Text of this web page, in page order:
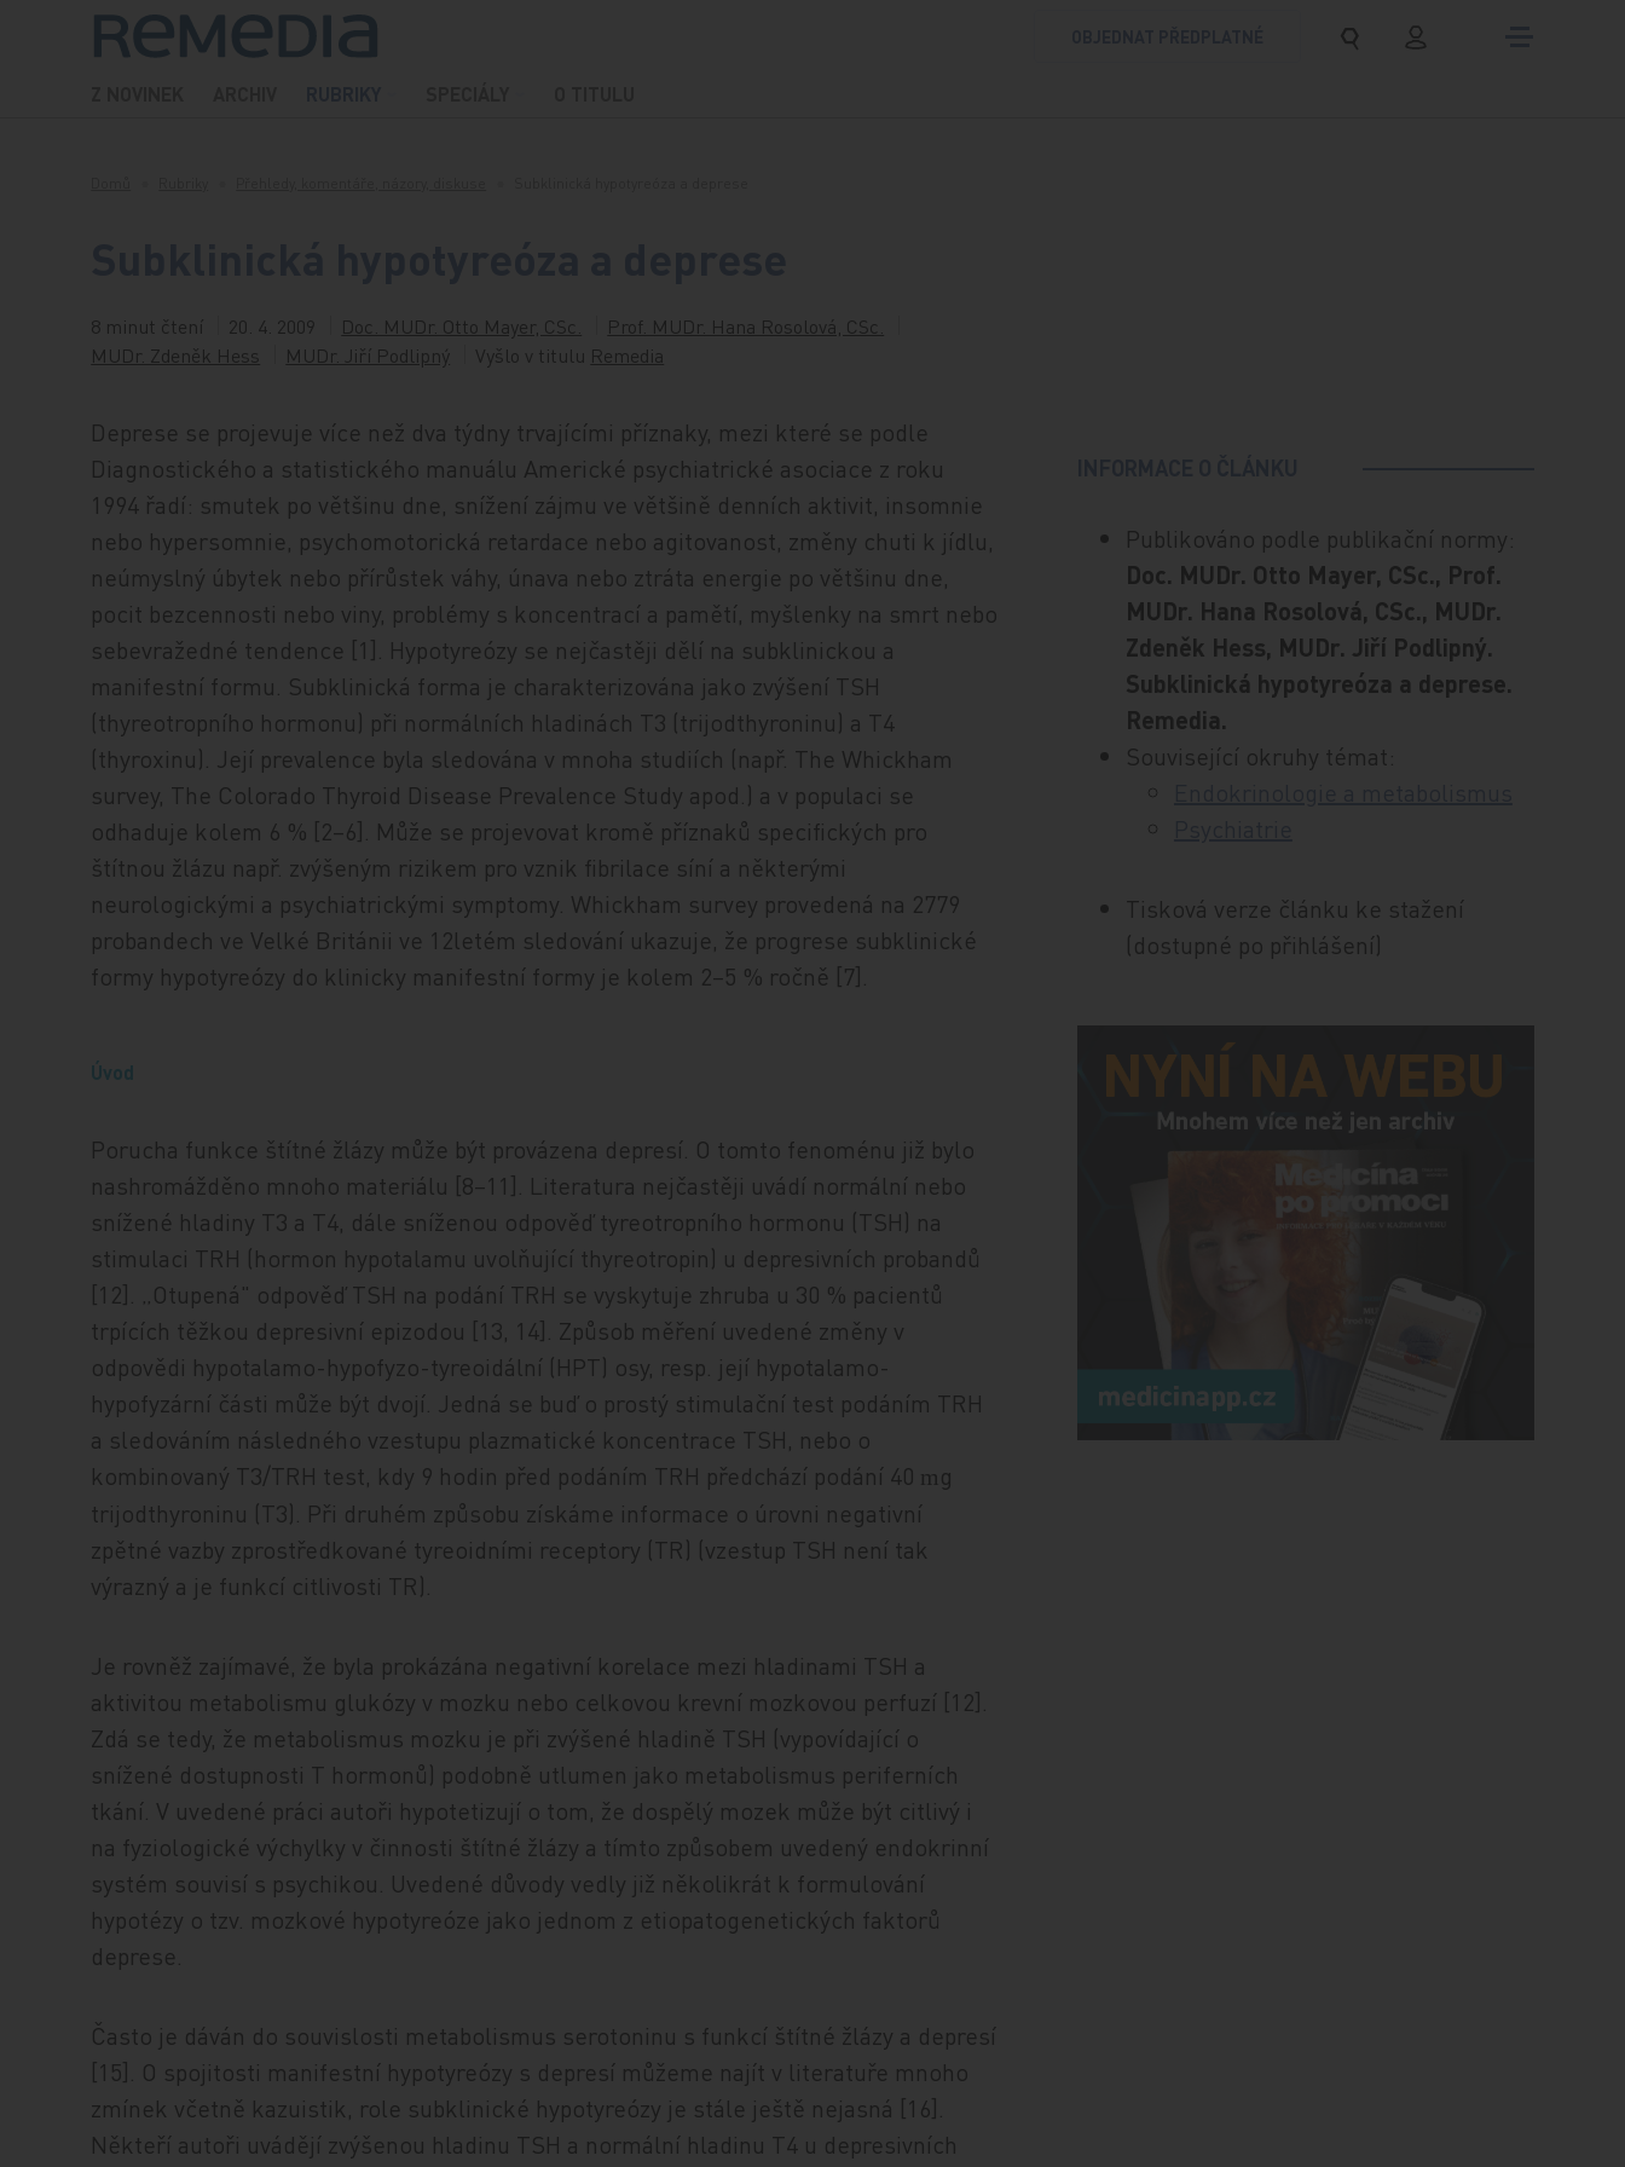
Přeskočit na obsah
8 minut čtení 20. 4. 2009 Doc. MUDr. Otto Mayer, CSc.
Prof. MUDr. Hana Rosolová, CSc.
MUDr. Zdeněk Hess
MUDr. Jiří Podlipný Vyšlo v titulu Remedia
Deprese se projevuje více než dva týdny trvajícími příznaky, mezi které se podle
Diagnostického a statistického manuálu Americké psychiatrické asociace z roku
1994 řadí: smutek po většinu dne, snížení zájmu ve většině denních aktivit, insomnie
nebo hypersomnie, psychomotorická retardace nebo agitovanost, změny chuti k jídlu,
neúmyslný úbytek nebo přírůstek váhy, únava nebo ztráta energie po většinu dne,
pocit bezcennosti nebo viny, problémy s koncentrací a pamětí, myšlenky na smrt nebo
sebevražedné tendence [1]. Hypotyreózy se nejčastěji dělí na subklinickou a
manifestní formu. Subklinická forma je charakterizována jako zvýšení TSH
(thyreotropního hormonu) při normálních hladinách T3 (trijodthyroninu) a T4
(thyroxinu). Její prevalence byla sledována v mnoha studiích (např. The Whickham
survey, The Colorado Thyroid Disease Prevalence Study apod.) a v populaci se
odhaduje kolem 6 % [2–6]. Může se projevovat kromě příznaků specifických pro
štítnou žlázu např. zvýšeným rizikem pro vznik fibrilace síní a některými
neurologickými a psychiatrickými symptomy. Whickham survey provedená na 2779
probandech ve Velké Británii ve 12letém sledování ukazuje, že progrese subklinické
formy hypotyreózy do klinicky manifestní formy je kolem 2–5 % ročně [7].
Úvod
Porucha funkce štítné žlázy může být provázena depresí. O tomto fenoménu již bylo
nashromážděno mnoho materiálu [8–11]. Literatura nejčastěji uvádí normální nebo
snížené hladiny T3 a T4, dále sníženou odpověď tyreotropního hormonu (TSH) na
stimulaci TRH (hormon hypotalamu uvolňující thyreotropin) u depresivních probandů
[12]. „Otupená" odpověď TSH na podání TRH se vyskytuje zhruba u 30 % pacientů
trpících těžkou depresivní epizodou [13, 14]. Způsob měření uvedené změny v
odpovědi hypotalamo-hypofyzo-tyreoidální (HPT) osy, resp. její hypotalamo-
hypofyzární části může být dvojí. Jedná se buď o prostý stimulační test podáním TRH
a sledováním následného vzestupu plazmatické koncentrace TSH, nebo o
kombinovaný T3/TRH test, kdy 9 hodin před podáním TRH předchází podání 40 mg
trijodthyroninu (T3). Při druhém způsobu získáme informace o úrovni negativní
zpětné vazby zprostředkované tyreoidními receptory (TR) (vzestup TSH není tak
výrazný a je funkcí citlivosti TR).
Je rovněž zajímavé, že byla prokázána negativní korelace mezi hladinami TSH a
aktivitou metabolismu glukózy v mozku nebo celkovou krevní mozkovou perfuzí [12].
Zdá se tedy, že metabolismus mozku je při zvýšené hladině TSH (vypovídající o
snížené dostupnosti T hormonů) podobně utlumen jako metabolismus periferních
tkání. V uvedené práci autoři hypotetizují o tom, že dospělý mozek může být citlivý i
na fyziologické výchylky v činnosti štítné žlázy a tímto způsobem uvedený endokrinní
systém souvisí s psychikou. Uvedené důvody vedly již několikrát k formulování
hypotézy o tzv. mozkové hypotyreóze jako jednom z etiopatogenetických faktorů
deprese.
Často je dáván do souvislosti metabolismus serotoninu s funkcí štítné žlázy a depresí
[15]. O spojitosti manifestní hypotyreózy s depresí můžeme najít v literatuře mnoho
zmínek včetně kazuistik, role subklinické hypotyreózy je stále ještě nejasná [16].
Někteří autoři uvádějí zvýšenou hladinu TSH a normální hladinu T4 u depresivních
Publikováno podle publikační normy:
Doc. MUDr. Otto Mayer, CSc., Prof.
MUDr. Hana Rosolová, CSc., MUDr.
Zdeněk Hess, MUDr. Jiří Podlipný.
Subklinická hypotyreóza a deprese.
Remedia.
Související okruhy témat:
Tisková verze článku ke stažení
(dostupné po přihlášení)